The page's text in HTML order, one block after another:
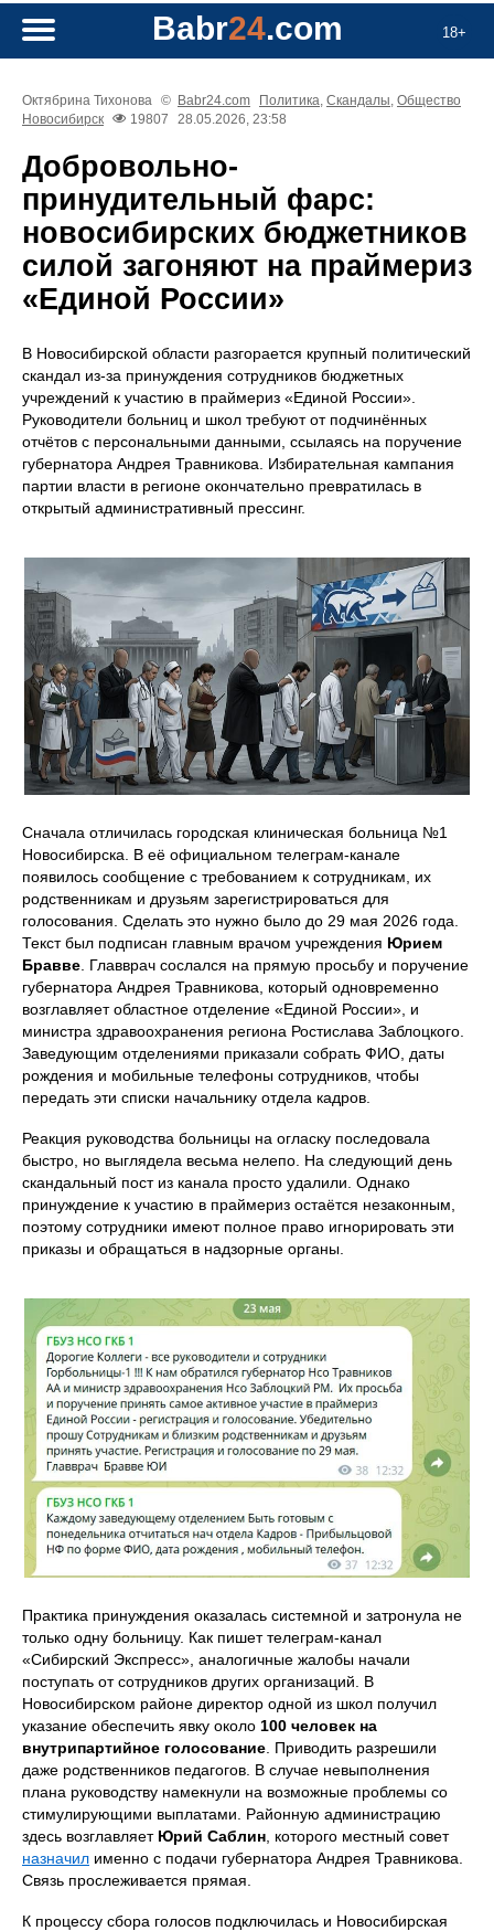
18+
Babr24.com
Октябрина Тихонова © Babr24.com Политика, Скандалы, Общество
Новосибирск
19807 28.05.2026, 23:58
Добровольно-
принудительный фарс:
новосибирских бюджетников
силой загоняют на праймериз
«Единой России»
В Новосибирской области разгорается крупный политический
скандал из-за принуждения сотрудников бюджетных
учреждений к участию в праймериз «Единой России».
Руководители больниц и школ требуют от подчинённых
отчётов с персональными данными, ссылаясь на поручение
губернатора Андрея Травникова. Избирательная кампания
партии власти в регионе окончательно превратилась в
открытый административный прессинг.
Сначала отличилась городская клиническая больница №1
Новосибирска. В её официальном телеграм-канале
появилось сообщение с требованием к сотрудникам, их
родственникам и друзьям зарегистрироваться для
голосования. Сделать это нужно было до 29 мая 2026 года.
Текст был подписан главным врачом учреждения Юрием
Бравве . Главврач сослался на прямую просьбу и поручение
губернатора Андрея Травникова, который одновременно
возглавляет областное отделение «Единой России», и
министра здравоохранения региона Ростислава Заблоцкого.
Заведующим отделениями приказали собрать ФИО, даты
рождения и мобильные телефоны сотрудников, чтобы
передать эти списки начальнику отдела кадров.
Реакция руководства больницы на огласку последовала
быстро, но выглядела весьма нелепо. На следующий день
скандальный пост из канала просто удалили. Однако
принуждение к участию в праймериз остаётся незаконным,
поэтому сотрудники имеют полное право игнорировать эти
приказы и обращаться в надзорные органы.
Практика принуждения оказалась системной и затронула не
только одну больницу. Как пишет телеграм-канал
«Сибирский Экспресс», аналогичные жалобы начали
поступать от сотрудников других организаций. В
Новосибирском районе директор одной из школ получил
указание обеспечить явку около 100 человек на
внутрипартийное голосование . Приводить разрешили
даже родственников педагогов. В случае невыполнения
плана руководству намекнули на возможные проблемы со
стимулирующими выплатами. Районную администрацию
здесь возглавляет Юрий Саблин , которого местный совет
назначил именно с подачи губернатора Андрея Травникова.
Связь прослеживается прямая.
К процессу сбора голосов подключилась и Новосибирская